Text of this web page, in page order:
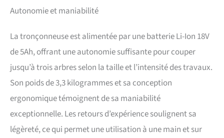
Autonomie et maniabilité
La tronçonneuse est alimentée par une batterie Li-Ion 18V
de 5Ah, offrant une autonomie suffisante pour couper
jusqu’à trois arbres selon la taille et l’intensité des travaux.
Son poids de 3,3 kilogrammes et sa conception
ergonomique témoignent de sa maniabilité
exceptionnelle. Les retours d’expérience soulignent sa
légèreté, ce qui permet une utilisation à une main et sur